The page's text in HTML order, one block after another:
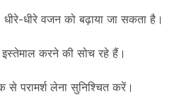
धीरे-धीरे वजन को बढ़ाया जा सकता है।
करने की सोच रहे हैं।
परामर्श लेना सुनिश्चित करें।